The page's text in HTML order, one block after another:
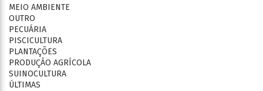
MEIO AMBIENTE
OUTRO
PECUÁRIA
PISCICULTURA
PLANTAÇÕES
PRODUÇÃO AGRÍCOLA
SUINOCULTURA
ÚLTIMAS